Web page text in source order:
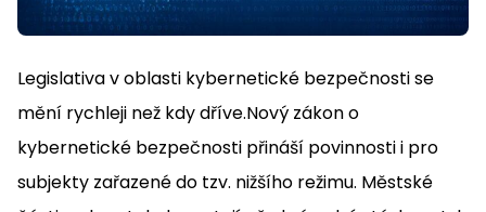
Legislativa v oblasti kybernetické bezpečnosti se
mění rychleji než kdy dříve.Nový zákon o
kybernetické bezpečnosti přináší povinnosti i pro
subjekty zařazené do tzv. nižšího režimu. Městské